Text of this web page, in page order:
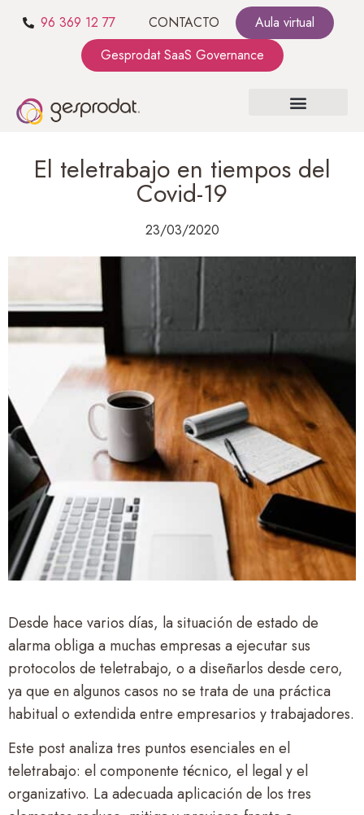
96 369 12 77 CONTACTO
Aula virtual
Gesprodat SaaS Governance
El teletrabajo en tiempos del
Covid-19
23/03/2020
Desde hace varios días, la situación de estado de
alarma obliga a muchas empresas a ejecutar sus
protocolos de teletrabajo, o a diseñarlos desde cero,
ya que en algunos casos no se trata de una práctica
habitual o extendida entre empresarios y trabajadores.
Este post analiza tres puntos esenciales en el
teletrabajo: el componente técnico, el legal y el
organizativo. La adecuada aplicación de los tres